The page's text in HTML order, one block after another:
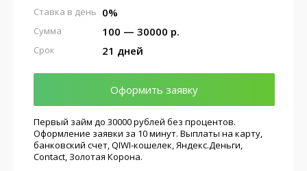
0%
Ставка в день
100 — 30000 р.
Сумма
21 дней
Срок
Оформить заявку
Первый займ до 30000 рублей без процентов.
Оформление заявки за 10 минут. Выплаты на карту,
банковский счет, QIWI-кошелек, Яндекс.Деньги,
Contact, Золотая Корона.